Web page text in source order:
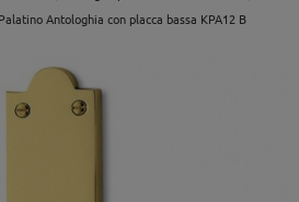
Antologhia con placca bassa KPA12 B